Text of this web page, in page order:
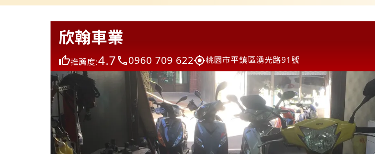
欣翰車業
推薦度:4.7 0960 709 622 桃園市平鎮區湧光路91號